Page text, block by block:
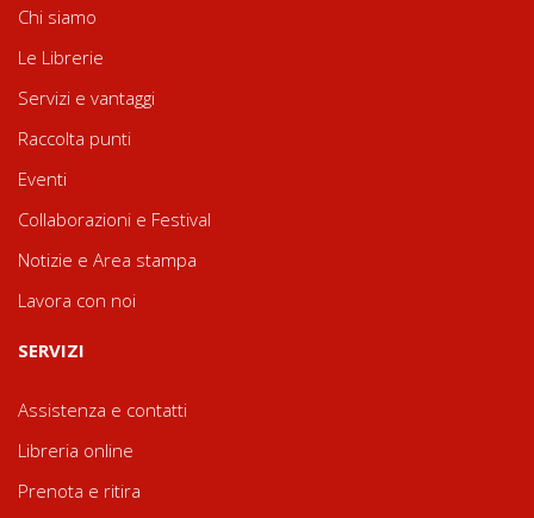
Chi siamo
Le Librerie
Servizi e vantaggi
Raccolta punti
Eventi
Collaborazioni e Festival
Notizie e Area stampa
Lavora con noi
SERVIZI
Assistenza e contatti
Libreria online
Prenota e ritira